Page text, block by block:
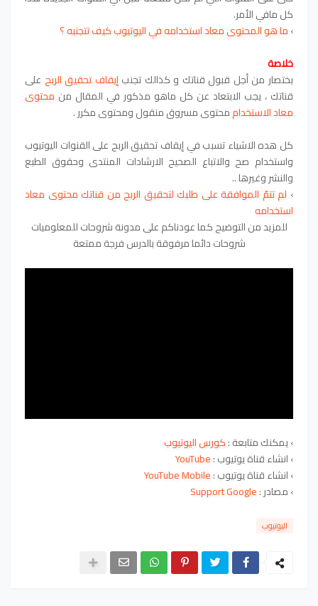
كل مافي الأمر.
›ما هو المحتوى معاد استخدامه في اليوتيوب كيف تتجنبه ؟
خلاصة
بختصار من أجل قبول قناتك و كذالك تجنبإيقاف تحقيق الربح على
قناتك ،يجب الابتعاد عن كل ماهو مذكور في المقال من محتوى
معاد الاستخداممحتوى مسروق منقول ومحتوى مكرر.
كل هده الاشياء تسبب في إيقاف تحقيق الربح على القنوات اليوتيوب
واستخدام صح والاتباع الصحيح الارشادات المنتدى وحقوق الطبع
والنشر وغيرها ..
› لم تتمّ الموافقة على طلبك لتحقيق الربح من قناتك محتوى معاد
استخدامه
للمزيد من التوضيح كما عودناكم على مدونة شروحات للمعلوميات
شروحات دائما مرفوقة بالدرس فرجة ممتعة
› يمكنك متابعة :كورس اليوتيوب
› انشاء قناة يوتيوب :YouTube
› انشاء قناة يوتيوب :YouTube Mobile
› مصادر :Support Google
اليوتيوب